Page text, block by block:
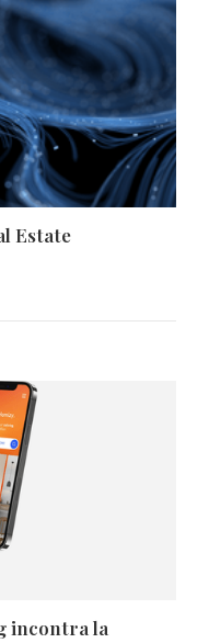
Estate
incontra la